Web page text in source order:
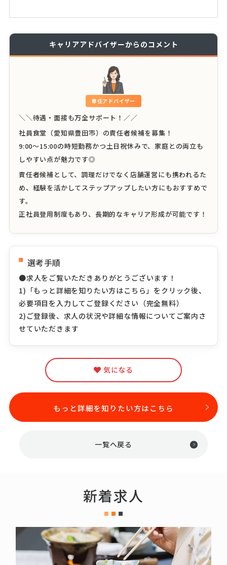
キャリアアドバイザーからのコメント
専任アドバイザー
＼＼待遇・面接も万全サポート！／／
社員食堂（愛知県豊田市）の責任者候補を募集！
9:00～15:00の時短勤務かつ土日祝休みで、家庭との両立も
しやすい点が魅力です◎
責任者候補として、調理だけでなく店舗運営にも携われるた
め、経験を活かしてステップアップしたい方にもおすすめで
す。
正社員登用制度もあり、長期的なキャリア形成が可能です！
選考手順
●求人をご覧いただきありがとうございます！
1)「もっと詳細を知りたい方はこちら」をクリック後、
必要項目を入力してご登録ください（完全無料）
2)ご登録後、求人の状況や詳細な情報についてご案内さ
せていただきます
気になる
もっと詳細を知りたい方はこちら
一覧へ戻る
新着求人